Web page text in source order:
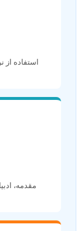
استفاده از
مقدمه،